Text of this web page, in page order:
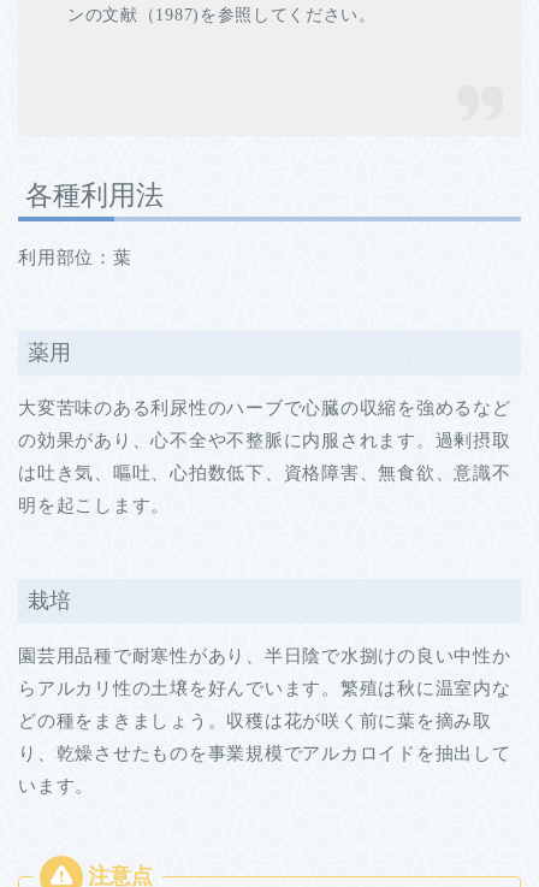
ンの文献（1987)を参照してください。
各種利用法
利用部位：葉
薬用
大変苦味のある利尿性のハーブで心臓の収縮を強めるなど
の効果があり、心不全や不整脈に内服されます。過剰摂取
は吐き気、嘔吐、心拍数低下、資格障害、無食欲、意識不
明を起こします。
栽培
園芸用品種で耐寒性があり、半日陰で水捌けの良い中性か
らアルカリ性の土壌を好んでいます。繁殖は秋に温室内な
どの種をまきましょう。収穫は花が咲く前に葉を摘み取
り、乾燥させたものを事業規模でアルカロイドを抽出して
います。